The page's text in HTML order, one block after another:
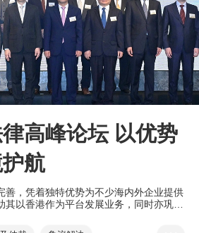
高峰论坛 以优势
航
善，凭着独特优势为不少海内外企业提供
其以香港作为平台发展业务，同时亦巩固